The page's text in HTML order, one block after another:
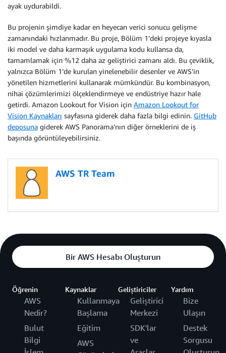
ayak uydurabildi.
Bu projenin şimdiye kadar en heyecan verici sonucu gelişme
zamanındaki hızlanmadır. Bu proje, Bölüm 1’deki projeye kıyasla
iki model ve daha karmaşık uygulama kodu kullansa da,
tamamlamak için %12 daha az geliştirici zamanı aldı. Bu çeviklik,
yalnızca Bölüm 1’de kurulan yinelenebilir desenler ve AWS’in
yönetilen hizmetlerini kullanarak mümkündür. Bu kombinasyon,
nihai çözümlerimizi ölçeklendirmeye ve endüstriye hazır hale
getirdi. Amazon Lookout for Vision için Amazon Lookout for
Vision Kaynakları sayfasına giderek daha fazla bilgi edinin. GitHub
deposuna giderek AWS Panorama’nın diğer örneklerini de iş
başında görüntüleyebilirsiniz.
AWS TR Team
Bir AWS Hesabı Oluşturun
Öğrenin
AWS
Nedir?
Bulut
Bilgi
Kaynaklar
Kullanmaya
Başlama
Eğitim
AWS
Geliştiriciler
Geliştirici
Merkezi
SDK'lar
ve
Yardım
Bize
Ulaşın
Destek
Sorgusu